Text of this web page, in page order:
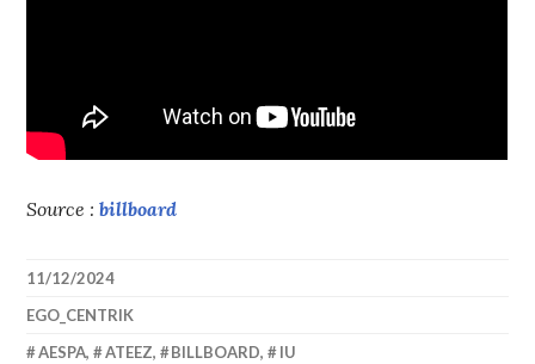
Source :billboard
11/12/2024
EGO_CENTRIK
AESPA, ATEEZ, BILLBOARD, IU